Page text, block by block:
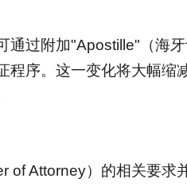
通过附加"Apostille"（海
程序。这一变化将大幅缩
of Attorney）的相关要求